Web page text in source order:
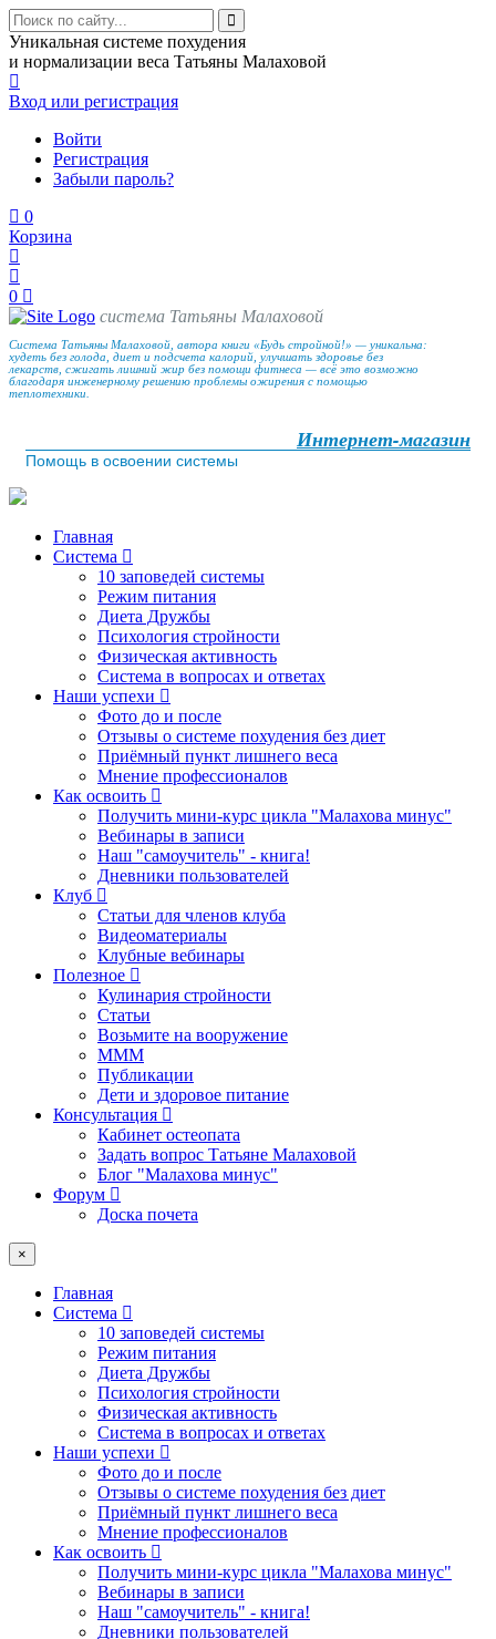
Уникальная системе похудения
и нормализации веса Татьяны Малаховой
Вход или регистрация
Войти
Регистрация
Забыли пароль?
0
Корзина
0
система Татьяны Малаховой
Система Татьяны Малаховой, автора книги «Будь стройной!» — уникальна:
худеть без голода, диет и подсчета калорий, улучшать здоровье без
лекарств, сжигать лишний жир без помощи фитнеса — всё это возможно
благодаря инженерному решению проблемы ожирения с помощью
теплотехники.
Интернет-магазин
Помощь в освоении системы
Главная
Система
10 заповедей системы
Режим питания
Диета Дружбы
Психология стройности
Физическая активность
Система в вопросах и ответах
Наши успехи
Фото до и после
Отзывы о системе похудения без диет
Приёмный пункт лишнего веса
Мнение профессионалов
Как освоить
Получить мини-курс цикла "Малахова минус"
Вебинары в записи
Наш "самоучитель" - книга!
Дневники пользователей
Клуб
Статьи для членов клуба
Видеоматериалы
Клубные вебинары
Полезное
Кулинария стройности
Статьи
Возьмите на вооружение
МММ
Публикации
Дети и здоровое питание
Консультация
Кабинет остеопата
Задать вопрос Татьяне Малаховой
Блог "Малахова минус"
Форум
Доска почета
×
Главная
Система
10 заповедей системы
Режим питания
Диета Дружбы
Психология стройности
Физическая активность
Система в вопросах и ответах
Наши успехи
Фото до и после
Отзывы о системе похудения без диет
Приёмный пункт лишнего веса
Мнение профессионалов
Как освоить
Получить мини-курс цикла "Малахова минус"
Вебинары в записи
Наш "самоучитель" - книга!
Дневники пользователей